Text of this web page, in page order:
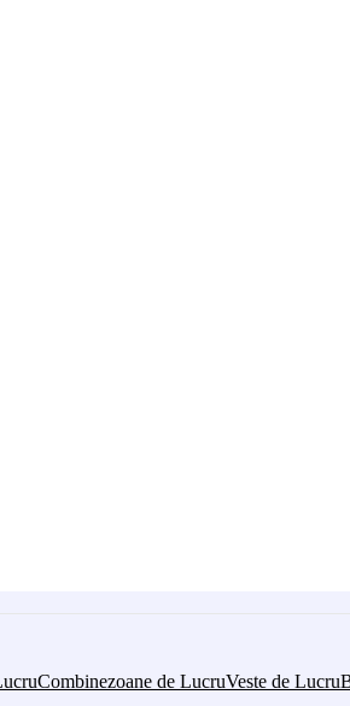
Combinezoane de LucruVeste de Lucru